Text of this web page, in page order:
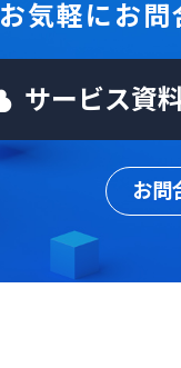
お気軽にお問
サービス資
お問